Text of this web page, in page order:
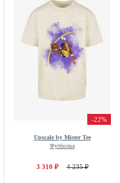
-22%
Upscale by Mister Tee
Футболка
3 310 ₽ 4 235 ₽